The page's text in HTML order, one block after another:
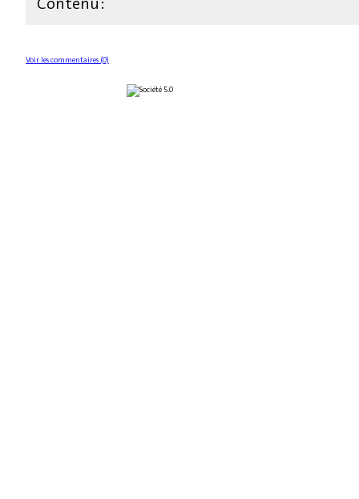
Voir les commentaires (0)